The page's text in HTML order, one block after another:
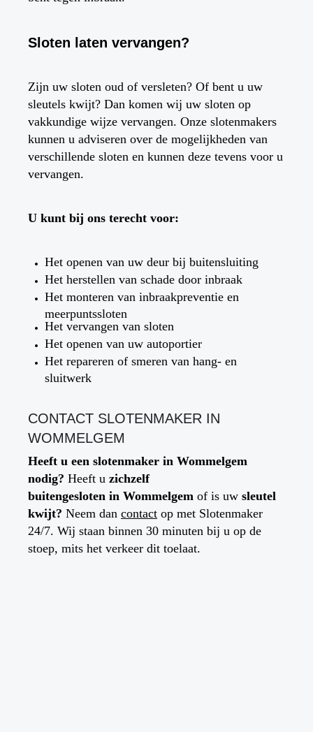
Sloten laten vervangen?
Zijn uw sloten oud of versleten? Of bent u uw
sleutels kwijt? Dan komen wij uw sloten op
vakkundige wijze vervangen. Onze slotenmakers
kunnen u adviseren over de mogelijkheden van
verschillende sloten en kunnen deze tevens voor u
vervangen.
U kunt bij ons terecht voor:
Het openen van uw deur bij buitensluiting
Het herstellen van schade door inbraak
Het monteren van inbraakpreventie en
meerpuntssloten
Het vervangen van sloten
Het openen van uw autoportier
Het repareren of smeren van hang- en
sluitwerk
CONTACT SLOTENMAKER IN
WOMMELGEM
Heeft u een slotenmaker in Wommelgem
nodig? Heeft u zichzelf
buitengesloten in Wommelgem of is uw sleutel
kwijt? Neem dan contact op met Slotenmaker
24/7. Wij staan binnen 30 minuten bij u op de
stoep, mits het verkeer dit toelaat.